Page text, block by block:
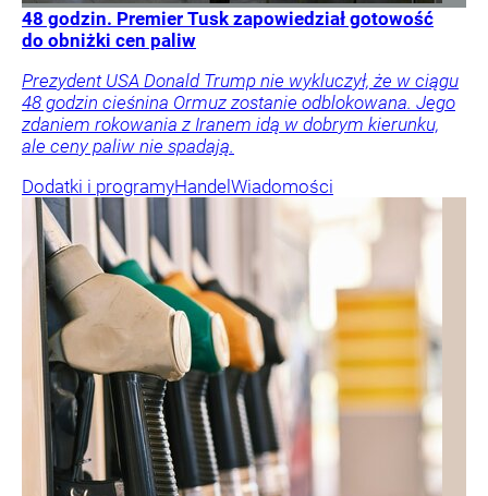
48 godzin. Premier Tusk zapowiedział gotowość
do obniżki cen paliw
Prezydent USA Donald Trump nie wykluczył, że w ciągu
48 godzin cieśnina Ormuz zostanie odblokowana. Jego
zdaniem rokowania z Iranem idą w dobrym kierunku,
ale ceny paliw nie spadają.
Dodatki i programyHandel Wiadomości